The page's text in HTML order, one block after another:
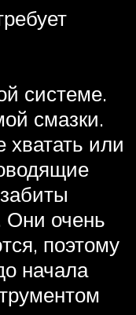
системе.
смазки.
хватать или
Они очень
поэтому
начала